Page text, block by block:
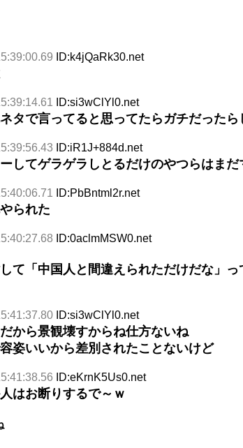
ID:k4jQaRk30.net
ID:si3wClYl0.net
タで言ってると思ってたらガチだった
ID:iR1J+884d.net
してゲラゲラしとるだけのやつらはまだ
ID:PbBntml2r.net
られた
ID:0aclmMSW0.net
て「中国人と間違えられただけだな」
ID:si3wClYl0.net
から景観壊すからね仕方ないね
姿いいから差別されたことないけど
ID:eKrnK5Us0.net
はお断りするで～ｗ